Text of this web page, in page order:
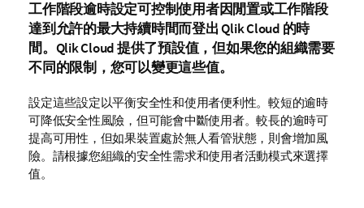
工作階段逾時設定可控制使用者因閒置或工作階段
達到允許的最大持續時間而登出Qlik Cloud 的時
間。 Qlik Cloud提供了預設值，但如果您的組織需要
不同的限制，您可以變更這些值。
設定這些設定以平衡安全性和使用者便利性。較短的逾時
可降低安全性風險，但可能會中斷使用者。較長的逾時可
提高可用性，但如果裝置處於無人看管狀態，則會增加風
險。請根據您組織的安全性需求和使用者活動模式來選擇
值。